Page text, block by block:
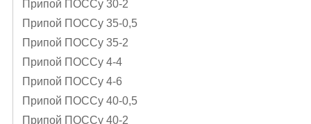
Припой ПОССу 30-2
Припой ПОССу 35-0,5
Припой ПОССу 35-2
Припой ПОССу 4-4
Припой ПОССу 4-6
Припой ПОССу 40-0,5
Припой ПОССу 40-2